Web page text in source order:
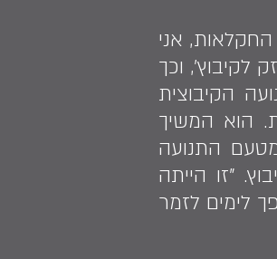
אני
לקיבוץ', וכך
הקיבוצית
הוא המשיך
כשליח עלייה מטעם התנועה
"זו הייתה
לימים לזמר